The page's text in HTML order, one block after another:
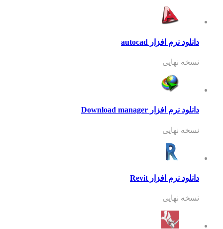
دانلود نرم افزار autocad
نسخه نهایی
دانلود نرم افزار Download manager
نسخه نهایی
دانلود نرم افزار Revit
نسخه نهایی